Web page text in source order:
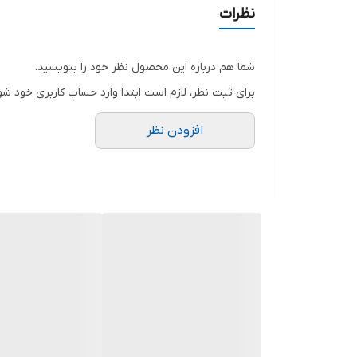
نظرات
شما هم درباره این محصول نظر خود را بنویسید.
برای ثبت نظر، لازم است ابتدا وارد حساب کاربری خود
افزودن نظر